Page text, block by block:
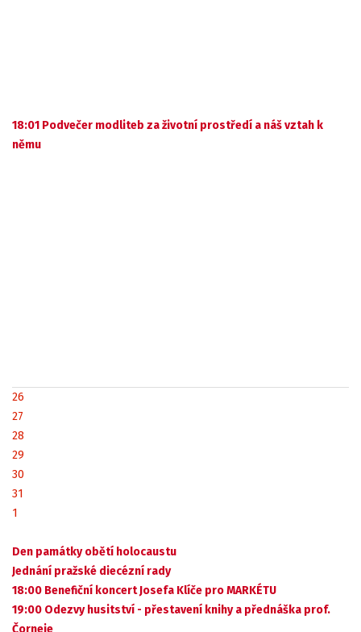
18:01 Podvečer modliteb za životní prostředí a náš vztah k
němu
26
27
28
29
30
31
1
Den památky obětí holocaustu
Jednání pražské diecézní rady
18:00 Benefiční koncert Josefa Klíče pro MARKÉTU
19:00 Odezvy husitství - přestavení knihy a přednáška prof.
Čorneje